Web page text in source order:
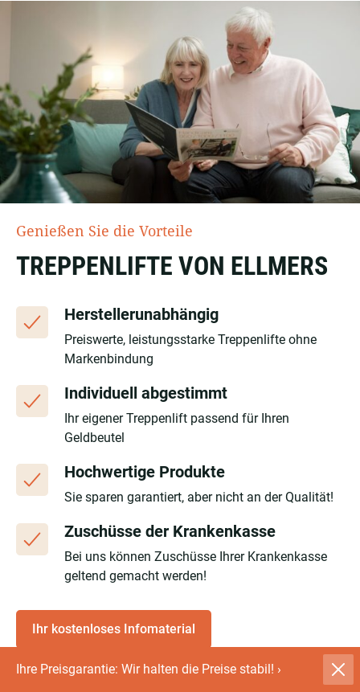
Ihre Preisgarantie: Wir halten die Preise stabil! ›
Genießen Sie die Vorteile
TREPPENLIFTE VON ELLMERS
Herstellerunabhängig
Preiswerte, leistungsstarke Treppenlifte ohne
Markenbindung
Individuell abgestimmt
Ihr eigener Treppenlift passend für Ihren
Geldbeutel
Hochwertige Produkte
Sie sparen garantiert, aber nicht an der Qualität!
Zuschüsse der Krankenkasse
Bei uns können Zuschüsse Ihrer Krankenkasse
geltend gemacht werden!
Ihr kostenloses Infomaterial